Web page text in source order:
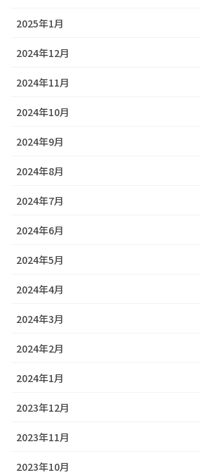
2025年1月
2024年12月
2024年11月
2024年10月
2024年9月
2024年8月
2024年7月
2024年6月
2024年5月
2024年4月
2024年3月
2024年2月
2024年1月
2023年12月
2023年11月
2023年10月